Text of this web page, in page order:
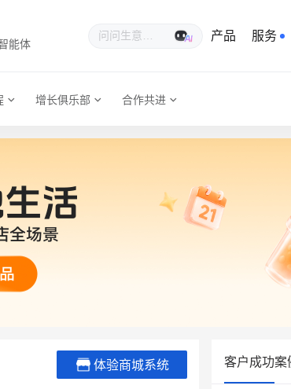
能体
生意专家
产品 服务
增长俱乐部 合作共进
体验商城系统 客户成功案